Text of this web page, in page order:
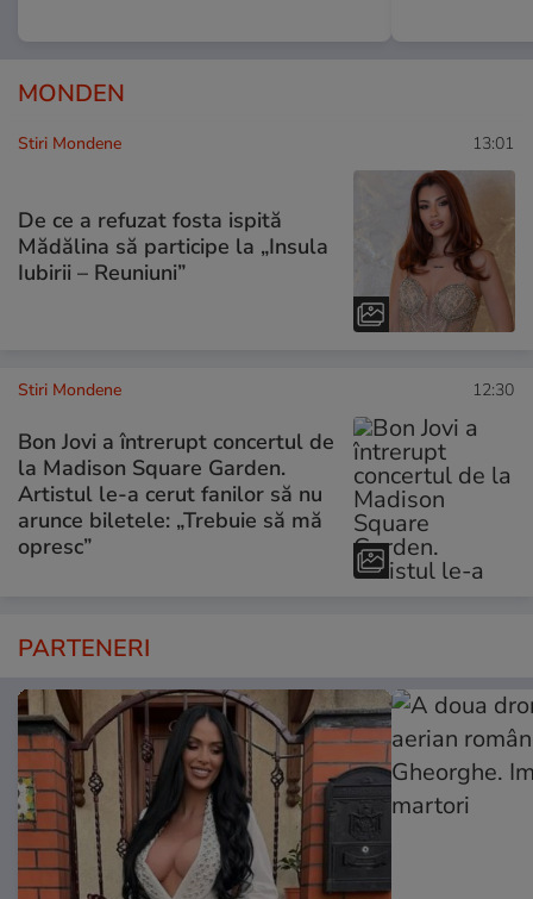
MONDEN
Stiri Mondene 13:01
De ce a refuzat fosta ispită
Mădălina să participe la „Insula
Iubirii – Reuniuni”
Stiri Mondene 12:30
Bon Jovi a întrerupt concertul de
la Madison Square Garden.
Artistul le-a cerut fanilor să nu
arunce biletele: „Trebuie să mă
opresc”
PARTENERI